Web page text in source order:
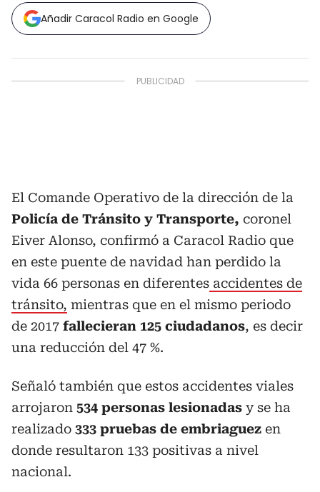
Añadir Caracol Radio en Google
El Comande Operativo de la dirección de la
Policía de Tránsito y Transporte, coronel
Eiver Alonso, confirmó a Caracol Radio que
en este puente de navidad han perdido la
vida 66 personas en diferentes accidentes de
tránsito, mientras que en el mismo periodo
de 2017 fallecieran 125 ciudadanos, es decir
una reducción del 47 %.
Señaló también que estos accidentes viales
arrojaron 534 personas lesionadas y se ha
realizado 333 pruebas de embriaguez en
donde resultaron 133 positivas a nivel
nacional.